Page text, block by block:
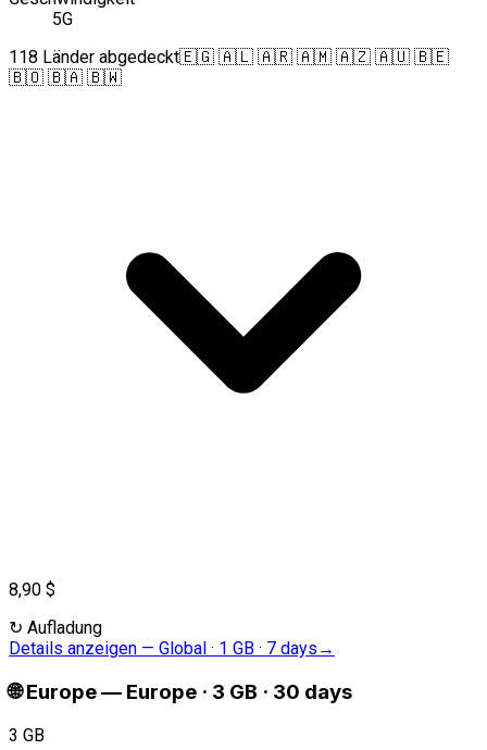
5G
118 Länder abgedeckt🇪🇬 🇦🇱 🇦🇷 🇦🇲 🇦🇿 🇦🇺 🇧🇪
🇧🇴 🇧🇦 🇧🇼
8,90 $
↻ Aufladung
Details anzeigen — Global · 1 GB · 7 days →
🌐 Europe— Europe · 3 GB · 30 days
3 GB